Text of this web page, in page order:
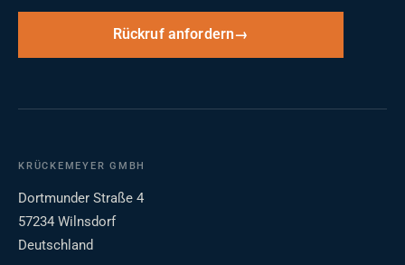
Rückruf anfordern
KRÜCKEMEYER GMBH
Dortmunder Straße 4
57234 Wilnsdorf
Deutschland